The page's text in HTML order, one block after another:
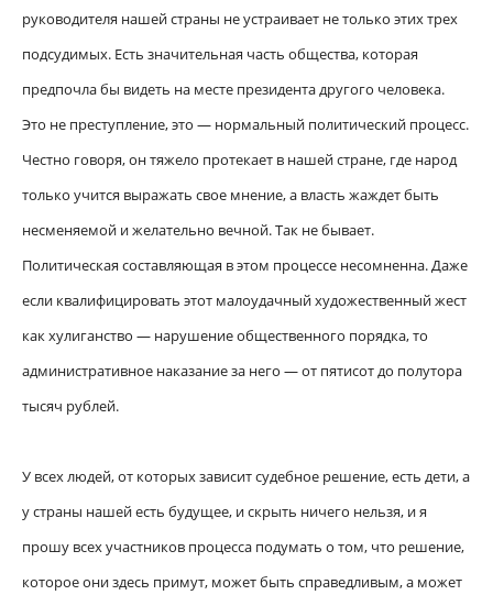
руководителя нашей страны не устраивает не только этих трех
подсудимых. Есть значительная часть общества, которая
предпочла бы видеть на месте президента другого человека.
Это не преступление, это — нормальный политический процесс.
Честно говоря, он тяжело протекает в нашей стране, где народ
только учится выражать свое мнение, а власть жаждет быть
несменяемой и желательно вечной. Так не бывает.
Политическая составляющая в этом процессе несомненна. Даже
если квалифицировать этот малоудачный художественный жест
как хулиганство — нарушение общественного порядка, то
административное наказание за него — от пятисот до полутора
тысяч рублей.
У всех людей, от которых зависит судебное решение, есть дети, а
у страны нашей есть будущее, и скрыть ничего нельзя, и я
прошу всех участников процесса подумать о том, что решение,
которое они здесь примут, может быть справедливым, а может